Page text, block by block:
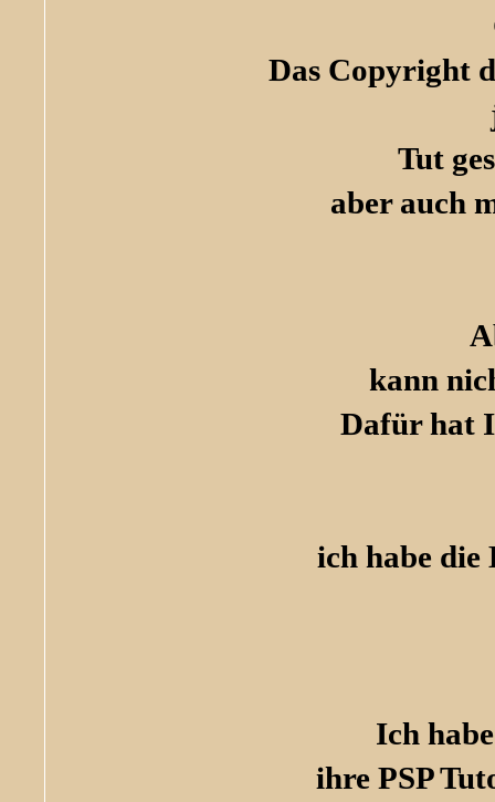
Das Copyright
Tut
aber auch
kann
Dafür hat
ich habe die
Ich
ihre PSP